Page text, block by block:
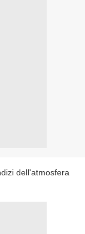
dell'atmosfera